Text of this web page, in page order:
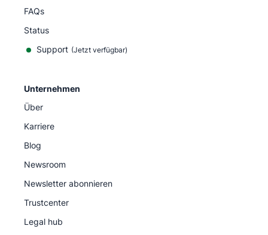
FAQs
Status
Support (Jetzt verfügbar)
Unternehmen
Über
Karriere
Blog
Newsroom
Newsletter abonnieren
Trustcenter
Legal hub